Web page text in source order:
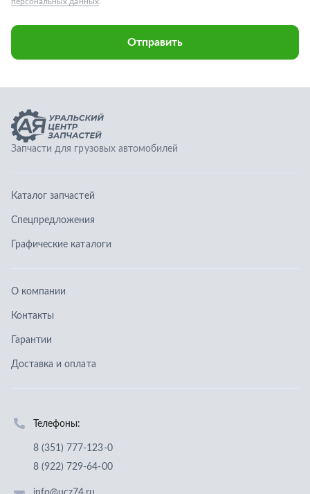
Каталог запчастей
Спецпредложения
О компании
Контакты
Доставка и оплата
Отправить заявку